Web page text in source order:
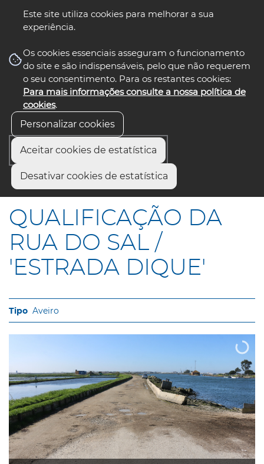
Este site utiliza cookies para melhorar a sua
experiência.
Os cookies essenciais asseguram o funcionamento
do site e são indispensáveis, pelo que não requerem
o seu consentimento. Para os restantes cookies:
Para mais informações consulte a nossa política de
cookies.
Personalizar cookies
Aceitar cookies de estatística
Desativar cookies de estatística
nos select language
Início
QUALIFICAÇÃO DA RUA DO SAL / "ESTRADA DIQUE"
QUALIFICAÇÃO DA
RUA DO SAL /
'ESTRADA DIQUE'
Aveiro